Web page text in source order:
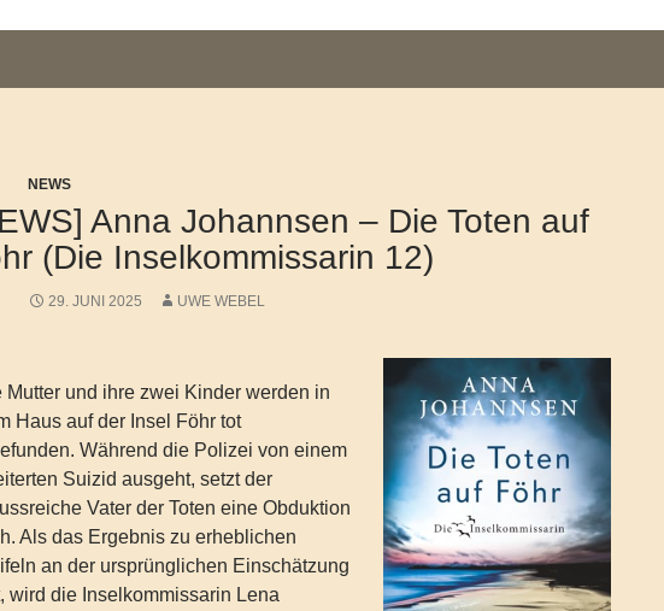
NEWS
Anna Johannsen – Die Toten auf
(Die Inselkommissarin 12)
29. JUNI 2025 UWE WEBEL
Mutter und ihre zwei Kinder werden in
Haus auf der Insel Föhr tot
Während die Polizei von einem
Suizid ausgeht, setzt der
Vater der Toten eine Obduktion
Als das Ergebnis zu erheblichen
an der ursprünglichen Einschätzung
wird die Inselkommissarin Lena